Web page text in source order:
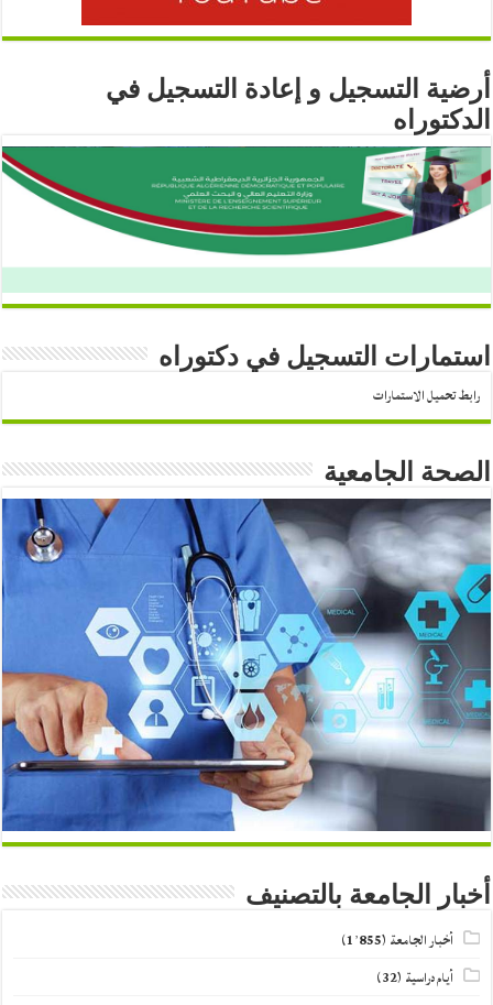
أرضية التسجيل و إعادة التسجيل في
الدكتوراه
استمارات التسجيل في دكتوراه
رابط تحميل الاستمارات
الصحة الجامعية
أخبار الجامعة بالتصنيف
أخبار الجامعة (1٬855)
أيام دراسية (32)